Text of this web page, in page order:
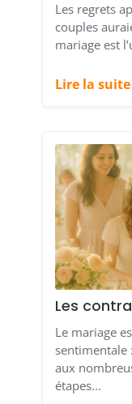
Les regrets
couples
mariage est
Lire la suite
Les
Le mariage
sentimentale
aux
étapes...